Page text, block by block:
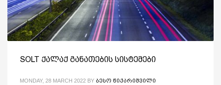
SOLT ქალაქ განათების სისტემები
MONDAY, 28 MARCH 2022 BY ᲑᲔᲡᲝ ᲬᲘᲥᲐᲠᲘᲨᲕᲘᲚᲘ